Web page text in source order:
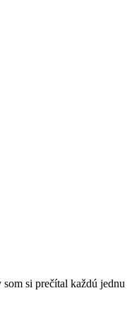
si prečítal každú jednu